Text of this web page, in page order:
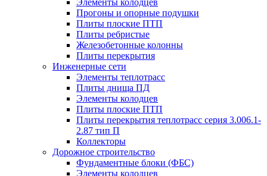
Элементы колодцев
Прогоны и опорные подушки
Плиты плоские ПТП
Плиты ребристые
Железобетонные колонны
Плиты перекрытия
Инженерные сети
Элементы теплотрасс
Плиты днища ПД
Элементы колодцев
Плиты плоские ПТП
Плиты перекрытия теплотрасс серия 3.006.1-
2.87 тип П
Коллекторы
Дорожное строительство
Фундаментные блоки (ФБС)
Элементы колодцев